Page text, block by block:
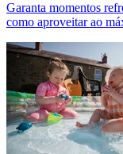
Garanta momentos
como aproveitar ao